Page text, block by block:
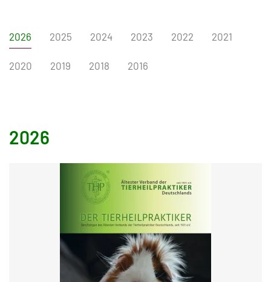
2026 2025 2024 2023 2022 2021
2020 2019 2018 2016
2026